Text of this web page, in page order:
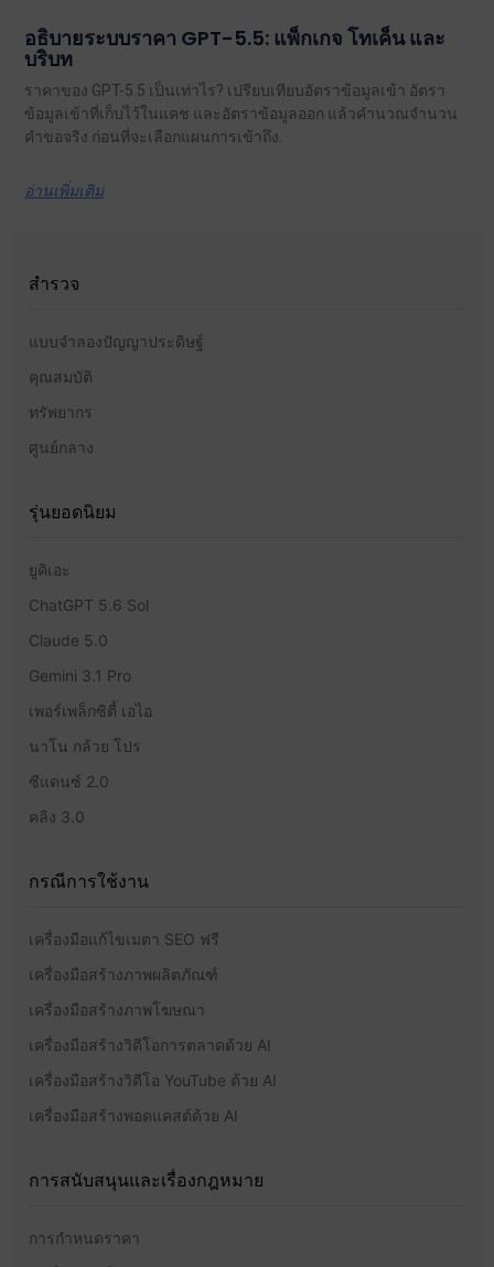
อธิบายระบบราคา GPT-5.5: แพ็กเกจ โทเค็น และ
บริบท
ราคาของ GPT-5.5 เป็นเท่าไร? เปรียบเทียบอัตราข้อมูลเข้า อัตรา
ข้อมูลเข้าที่เก็บไว้ในแคช และอัตราข้อมูลออก แล้วคำนวณจำนวน
คำขอจริง ก่อนที่จะเลือกแผนการเข้าถึง.
อ่านเพิ่มเติม
สำรวจ
แบบจำลองปัญญาประดิษฐ์
คุณสมบัติ
ทรัพยากร
ศูนย์กลาง
รุ่นยอดนิยม
ยูคิเอะ
ChatGPT 5.6 Sol
Claude 5.0
Gemini 3.1 Pro
เพอร์เพล็กซิตี้ เอไอ
นาโน กล้วย โปร
ซีแดนซ์ 2.0
คลิง 3.0
กรณีการใช้งาน
เครื่องมือแก้ไขเมตา SEO ฟรี
เครื่องมือสร้างภาพผลิตภัณฑ์
เครื่องมือสร้างภาพโฆษณา
เครื่องมือสร้างวิดีโอการตลาดด้วย AI
เครื่องมือสร้างวิดีโอ YouTube ด้วย AI
เครื่องมือสร้างพอดแคสต์ด้วย AI
การสนับสนุนและเรื่องกฎหมาย
การกำหนดราคา